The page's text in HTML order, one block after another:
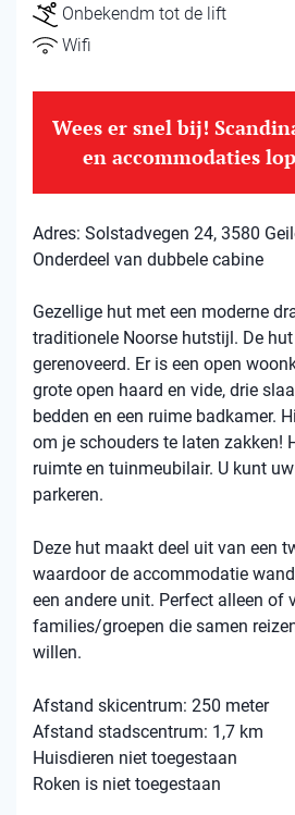
Onbekendm tot de lift
Wifi
Wees er snel bij!
en accommodaties
Adres: Solstadvegen 24, 3580
Onderdeel van dubbele cabine
Gezellige hut met een moderne
traditionele Noorse hutstijl. De
gerenoveerd. Er is een open
grote open haard en vide, drie
bedden en een ruime badkamer.
om je schouders te laten zakken!
ruimte en tuinmeubilair. U kunt
parkeren.
Deze hut maakt deel uit van een
waardoor de accommodatie
een andere unit. Perfect alleen of
families/groepen die samen
willen.
Afstand skicentrum: 250 meter
Afstand stadscentrum: 1,7 km
Huisdieren niet toegestaan
Roken is niet toegestaan